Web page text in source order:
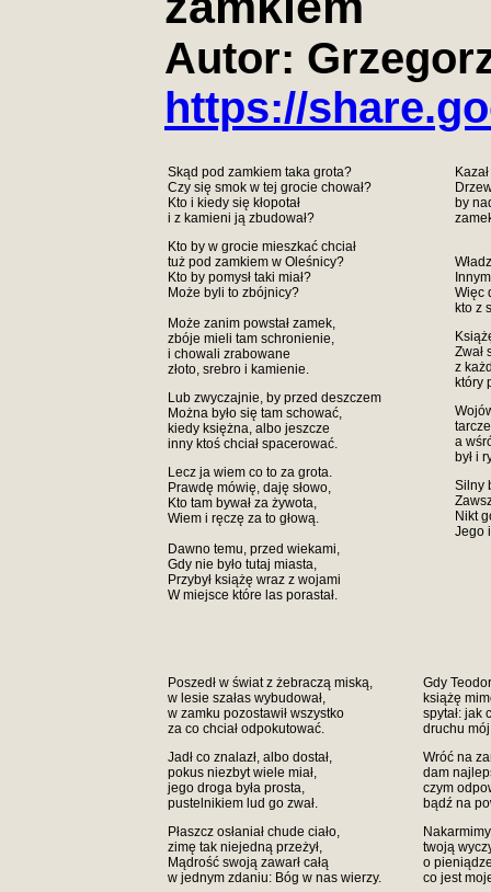
Autor:
https://
Skąd pod zamkiem taka grota?
Czy się smok w tej grocie chował?
Kto i kiedy się kłopotał
i z kamieni ją zbudował?
Kto by w grocie mieszkać chciał
tuż pod zamkiem w Oleśnicy?
Kto by pomysł taki miał?
Może byli to zbójnicy?
Może zanim powstał zamek,
zbóje mieli tam schronienie,
i chowali zrabowane
złoto, srebro i kamienie.
Lub zwyczajnie, by przed deszczem
Można było się tam schować,
kiedy księżna, albo jeszcze
inny ktoś chciał spacerować.
Lecz ja wiem co to za grota.
Prawdę mówię, daję słowo,
Kto tam bywał za żywota,
Wiem i ręczę za to głową.
Dawno temu, przed wiekami,
Gdy nie było tutaj miasta,
Przybył książę wraz z wojami
W miejsce które las porastał.
by
Więc
kto z
Zwał
z
który
a
był i
Silny
Nikt
Jego
Poszedł w świat z żebraczą miską,
w lesie szałas wybudował,
w zamku pozostawił wszystko
za co chciał odpokutować.
Jadł co znalazł, albo dostał,
pokus niezbyt wiele miał,
jego droga była prosta,
pustelnikiem lud go zwał.
Płaszcz osłaniał chude ciało,
zimę tak niejedną przeżył,
Mądrość swoją zawarł całą
w jednym zdaniu: Bóg w nas wierzy.
Gdy
książę
spytał: jak
druchu
Wróć na
dam
czym
bądź na
twoją
o
co jest